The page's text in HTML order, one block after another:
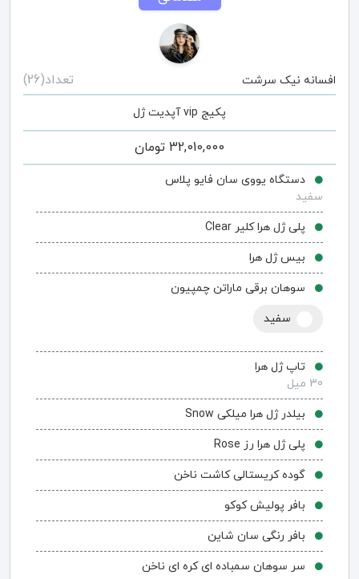
افسانه نیک سرشت تعداد(26)
پکیج vip آپدیت ژل
32,010,000 تومان
دستگاه یووی سان فایو پلاس
سفید
پلی ژل هرا کلیر Clear
بیس ژل هرا
سوهان برقی ماراتن چمپیون
سفید
تاپ ژل هرا
30 میل
بیلدر ژل هرا میلکی Snow
پلی ژل هرا رز Rose
گوده کریستالی کاشت ناخن
بافر پولیش کوکو
بافر رنگی سان شاین
سر سوهان سمباده ای کره ای ناخن